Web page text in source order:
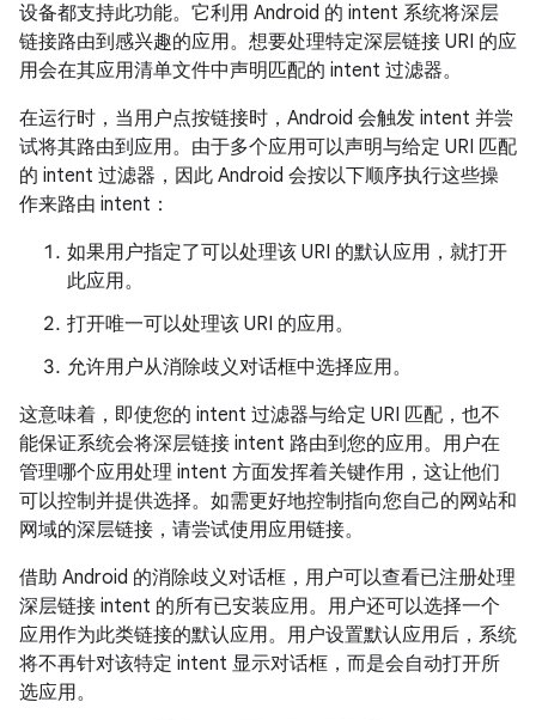
设备都支持此功能。它利用 Android 的 intent 系统将深层
链接路由到感兴趣的应用。想要处理特定深层链接 URI 的应
用会在其应用清单文件中声明匹配的 intent 过滤器。
在运行时，当用户点按链接时，Android 会触发 intent 并尝
试将其路由到应用。由于多个应用可以声明与给定 URI 匹配
的 intent 过滤器，因此 Android 会按以下顺序执行这些操
作来路由 intent：
如果用户指定了可以处理该 URI 的默认应用，就打开
此应用。
打开唯一可以处理该 URI 的应用。
允许用户从消除歧义对话框中选择应用。
这意味着，即使您的 intent 过滤器与给定 URI 匹配，也不
能保证系统会将深层链接 intent 路由到您的应用。用户在
管理哪个应用处理 intent 方面发挥着关键作用，这让他们
可以控制并提供选择。如需更好地控制指向您自己的网站和
网域的深层链接，请尝试使用应用链接。
借助 Android 的消除歧义对话框，用户可以查看已注册处理
深层链接 intent 的所有已安装应用。用户还可以选择一个
应用作为此类链接的默认应用。用户设置默认应用后，系统
将不再针对该特定 intent 显示对话框，而是会自动打开所
选应用。